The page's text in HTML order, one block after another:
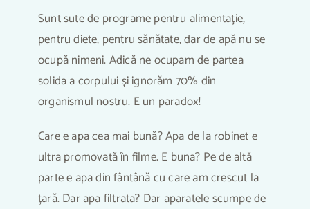
Sunt sute de programe pentru alimentație,
pentru diete, pentru sănătate, dar de apă nu se
ocupă nimeni. Adică ne ocupam de partea
solida a corpului și ignorăm 70% din
organismul nostru. E un paradox!
Care e apa cea mai bună? Apa de la robinet e
ultra promovată în filme. E buna? Pe de altă
parte e apa din fântână cu care am crescut la
țară. Dar apa filtrata? Dar aparatele scumpe de